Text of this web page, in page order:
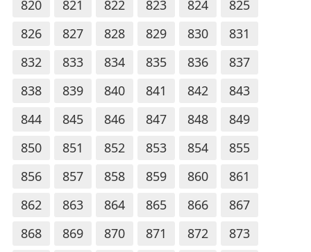
820
821 822 823 824
825
826
827 828 829 830
831
832
833 834 835 836
837
838
839 840 841 842
843
844
845 846 847 848
849
850
851 852 853 854
855
856
857 858 859 860
861
862
863 864 865 866
867
868
869 870 871 872
873